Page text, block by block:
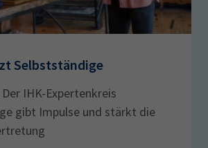
Selbstständige
IHK-Expertenkreis
gibt Impulse und stärkt die